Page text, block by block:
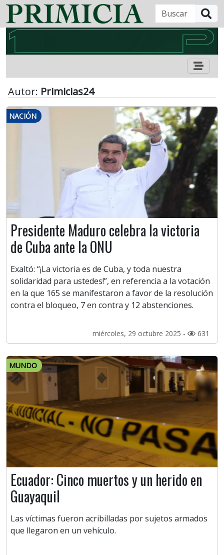
Autor: Primicias24
NACIÓN
Presidente Maduro celebra la victoria
de Cuba ante la ONU
Exaltó: “¡La victoria es de Cuba, y toda nuestra
solidaridad para ustedes!”, en referencia a la votación
en la que 165 se manifestaron a favor de la resolución
contra el bloqueo, 7 en contra y 12 abstenciones.
miércoles, 29 octubre 2025 - 631
MUNDO
Ecuador: Cinco muertos y un herido en
Guayaquil
Las víctimas fueron acribilladas por sujetos armados
que llegaron en un vehículo.